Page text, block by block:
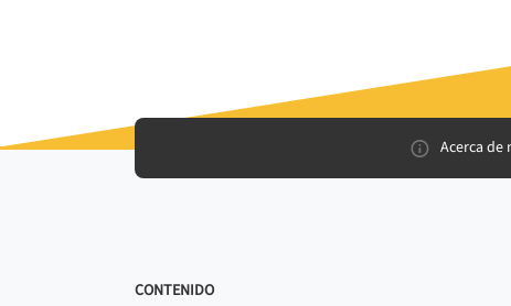
Acerca de
CONTENIDO